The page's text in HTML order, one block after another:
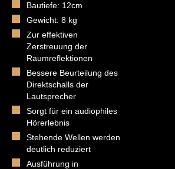
Bautiefe: 12cm
Gewicht: 8 kg
Zur effektiven
Zerstreuung der
Raumreflektionen
Bessere Beurteilung des
Direktschalls der
Lautsprecher
Sorgt für ein audiophiles
Hörerlebnis
Stehende Wellen werden
deutlich reduziert
Ausführung in